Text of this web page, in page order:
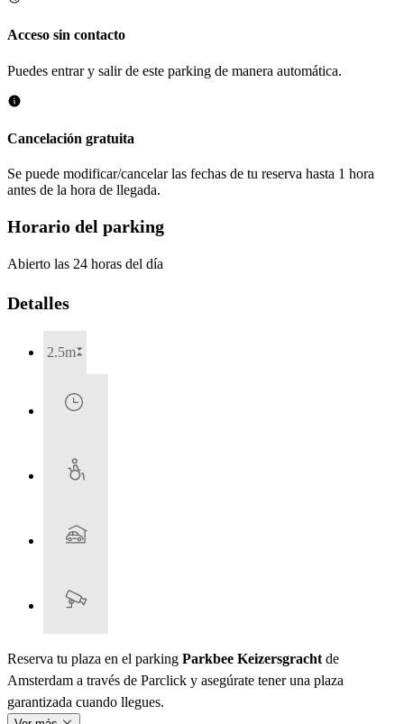
Acceso sin contacto
Puedes entrar y salir de este parking de manera automática.
Cancelación gratuita
Se puede modificar/cancelar las fechas de tu reserva hasta 1 hora
antes de la hora de llegada.
Horario del parking
Abierto las 24 horas del día
Detalles
2.5m
Reserva tu plaza en el parking Parkbee Keizersgracht de
Amsterdam a través de Parclick y asegúrate tener una plaza
garantizada cuando llegues.